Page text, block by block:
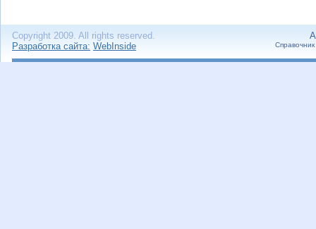
Copyright 2009. All rights reserved.
Разработка сайта: WebInside